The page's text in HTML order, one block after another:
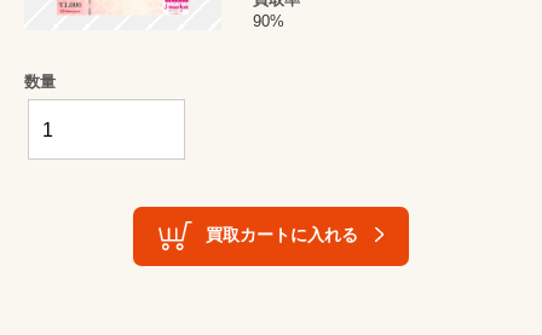
90%
数量
買取カートに入れる